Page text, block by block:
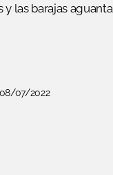
las barajas
08/07/2022